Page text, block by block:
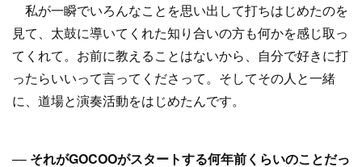
私が一瞬でいろんなことを思い出して打ちはじめたのを
見て、太鼓に導いてくれた知り合いの方も何かを感じ取っ
てくれて。お前に教えることはないから、自分で好きに打
ったらいいって言ってくださって。そしてその人と一緒
に、道場と演奏活動をはじめたんです。
–– それがGOCOOがスタートする何年前くらいのことだっ